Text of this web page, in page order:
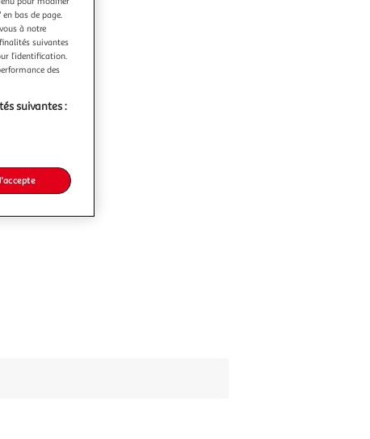
bas de page.
à notre
suivantes
l’identification.
des
suivantes :